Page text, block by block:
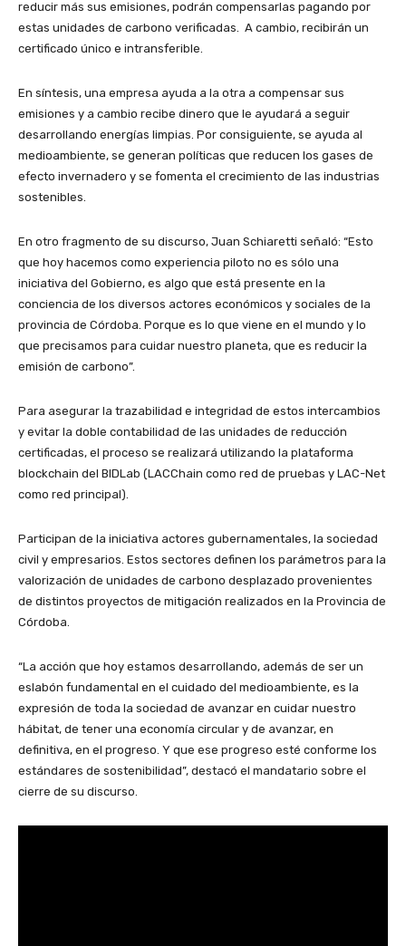
reducir más sus emisiones, podrán compensarlas pagando por
estas unidades de carbono verificadas. A cambio, recibirán un
certificado único e intransferible.
En síntesis, una empresa ayuda a la otra a compensar sus
emisiones y a cambio recibe dinero que le ayudará a seguir
desarrollando energías limpias. Por consiguiente, se ayuda al
medioambiente, se generan políticas que reducen los gases de
efecto invernadero y se fomenta el crecimiento de las industrias
sostenibles.
En otro fragmento de su discurso, Juan Schiaretti señaló: “Esto
que hoy hacemos como experiencia piloto no es sólo una
iniciativa del Gobierno, es algo que está presente en la
conciencia de los diversos actores económicos y sociales de la
provincia de Córdoba. Porque es lo que viene en el mundo y lo
que precisamos para cuidar nuestro planeta, que es reducir la
emisión de carbono”.
Para asegurar la trazabilidad e integridad de estos intercambios
y evitar la doble contabilidad de las unidades de reducción
certificadas, el proceso se realizará utilizando la plataforma
blockchain del BIDLab (LACChain como red de pruebas y LAC-Net
como red principal).
Participan de la iniciativa actores gubernamentales, la sociedad
civil y empresarios. Estos sectores definen los parámetros para la
valorización de unidades de carbono desplazado provenientes
de distintos proyectos de mitigación realizados en la Provincia de
Córdoba.
“La acción que hoy estamos desarrollando, además de ser un
eslabón fundamental en el cuidado del medioambiente, es la
expresión de toda la sociedad de avanzar en cuidar nuestro
hábitat, de tener una economía circular y de avanzar, en
definitiva, en el progreso. Y que ese progreso esté conforme los
estándares de sostenibilidad”, destacó el mandatario sobre el
cierre de su discurso.